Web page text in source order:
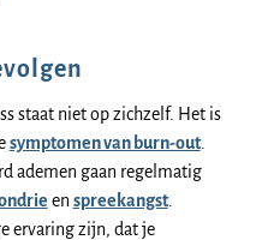
staat niet op zichzelf. Het is
symptomen van burn-out.
ademen gaan regelmatig
en spreekangst.
ervaring zijn, dat je